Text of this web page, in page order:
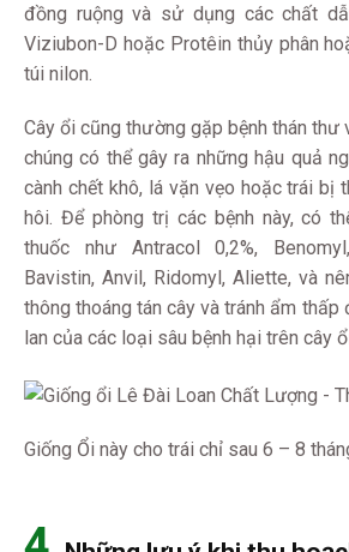
đồng ruộng và sử dụng các chất
Viziubon-D hoặc Protêin thủy phân
túi nilon.
Cây ổi cũng thường gặp bệnh thán thư
chúng có thể gây ra những hậu quả
cành chết khô, lá vặn vẹo hoặc trái bị
hôi. Để phòng trị các bệnh này, có
thuốc như Antracol 0,2%,
Bavistin, Anvil, Ridomyl, Aliette, và
thông thoáng tán cây và tránh ẩm
lan của các loại sâu bệnh hại trên cây
Giống Ổi này cho trái chỉ sau 6 – 8